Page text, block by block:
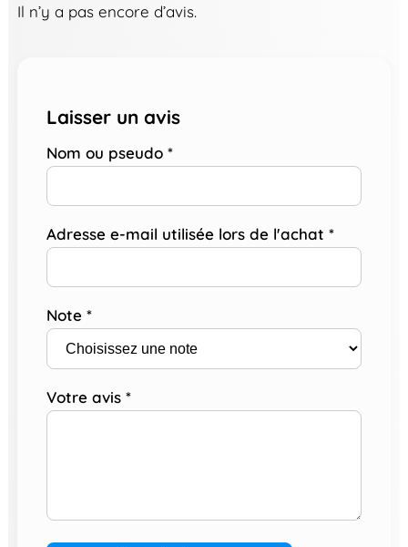
Il n’y a pas encore d’avis.
Laisser un avis
Nom ou pseudo *
Adresse e-mail utilisée lors de l'achat *
Note *
Votre avis *